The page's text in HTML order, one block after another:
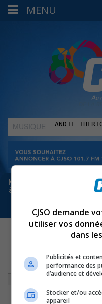
MUSIQUE
:
Meta bloque les infos
à Sorel-Tracy et la
EXPLICATIONS DU VIGNERON
MENU
CJSO demande
utiliser vos
dans
Publicités et
performance des
d’audience et
Stocker et/ou
appareil